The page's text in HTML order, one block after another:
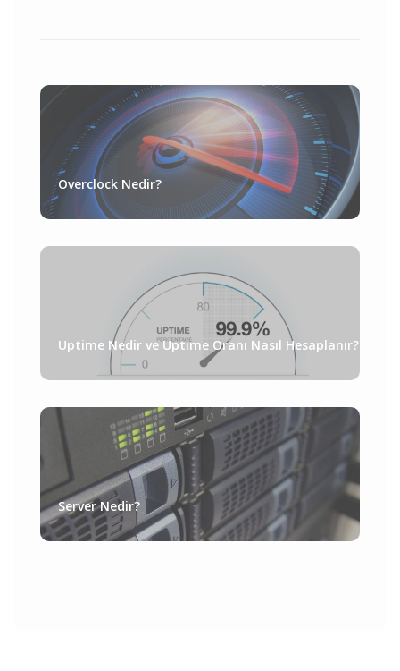
Overclock Nedir?
Uptime Nedir ve Uptime Oranı Nasıl Hesaplanır?
Server Nedir?